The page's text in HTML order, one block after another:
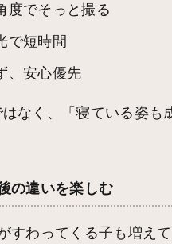
度でそっと撮る
で短時間
、安心優先
はなく、「寝ている姿も
の違いを楽しむ
すわってくる子も増えて